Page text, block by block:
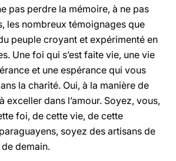
pas perdre la mémoire, à ne pas
les nombreux témoignages que
peuple croyant et expérimenté en
Une foi qui s’est faite vie, une vie
et une espérance qui vous
la charité. Oui, à la manière de
exceller dans l’amour. Soyez, vous,
foi, de cette vie, de cette
soyez des artisans de
demain.